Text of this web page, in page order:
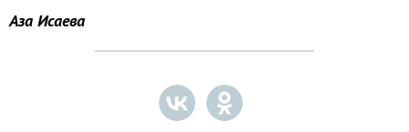
Аза Исаева